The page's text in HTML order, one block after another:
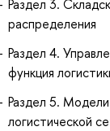
Раздел 3.
распределения
Раздел 4.
функция
Раздел 5.
логистической